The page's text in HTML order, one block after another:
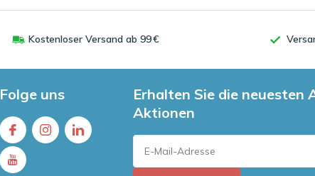
Kostenloser Versand ab 99 €
Folge uns
Erhalten Sie die neuesten
Aktionen